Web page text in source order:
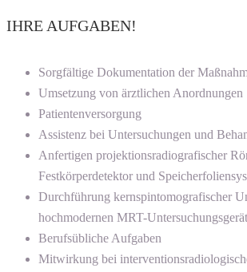
IHRE AUFGABEN!
Sorgfältige Dokumentation der
Umsetzung von ärztlichen Anordnungen
Patientenversorgung
Assistenz bei Untersuchungen und
Anfertigen projektionsradiografischer
Festkörperdetektor und
Durchführung kernspintomografischer
hochmodernen MRT-
Berufsübliche Aufgaben
Mitwirkung bei